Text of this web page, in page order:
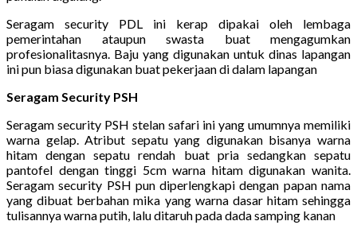
Seragam security PDL ini kerap dipakai oleh lembaga
pemerintahan ataupun swasta buat mengagumkan
profesionalitasnya. Baju yang digunakan untuk dinas lapangan
ini pun biasa digunakan buat pekerjaan di dalam lapangan
Seragam Security PSH
Seragam security PSH stelan safari ini yang umumnya memiliki
warna gelap. Atribut sepatu yang digunakan bisanya warna
hitam dengan sepatu rendah buat pria sedangkan sepatu
pantofel dengan tinggi 5cm warna hitam digunakan wanita.
Seragam security PSH pun diperlengkapi dengan papan nama
yang dibuat berbahan mika yang warna dasar hitam sehingga
tulisannya warna putih, lalu ditaruh pada dada samping kanan